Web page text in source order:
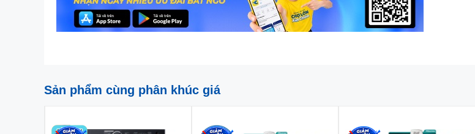
Sản phẩm cùng phân khúc giá